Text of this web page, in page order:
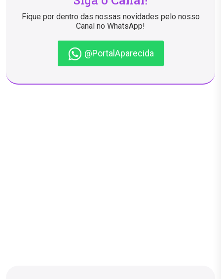
Fique por dentro das nossas novidades pelo nosso
Canal no WhatsApp!
@PortalAparecida